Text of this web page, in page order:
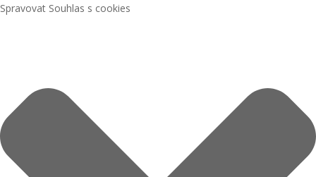
Spravovat Souhlas s cookies